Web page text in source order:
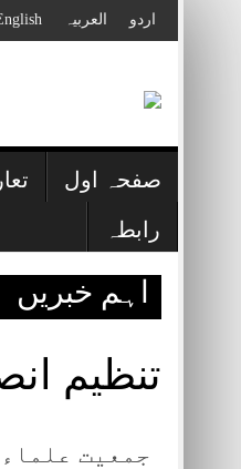
to
content
اردو العربیہ
صفحہ اول
رابطہ
اہم خبریں
علمی دارالعلوم حقانیہ
تنظیم
جمعیت